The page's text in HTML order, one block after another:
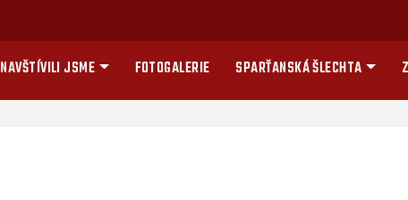
NAVŠTÍVILI JSME FOTOGALERIE SPARŤANSKÁ ŠLECHTA